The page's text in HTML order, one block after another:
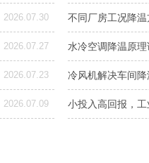
2026.07.30 不同厂房工况降温
2026.07.27 水冷空调降温原理
2026.07.23 冷风机解决车间降
2026.07.09 小投入高回报，